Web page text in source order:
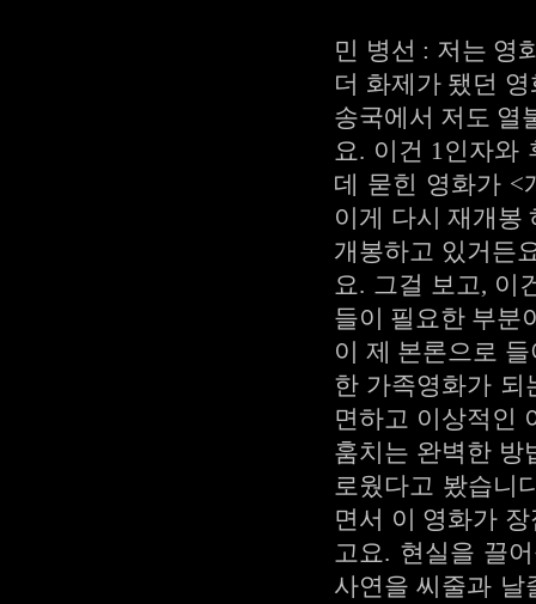
민 병선 : 저는 영
더 화제가 됐던
송국에서 저도 열
요. 이건 1인자와
데 묻힌 영화가 <
이게 다시 재개봉
개봉하고 있거든
요. 그걸 보고, 이
들이 필요한 부분
이 제 본론으로
한 가족영화가 되
면하고 이상적인
훔치는 완벽한 방
로웠다고 봤습니
면서 이 영화가
고요. 현실을 끌
사연을 씨줄과 날